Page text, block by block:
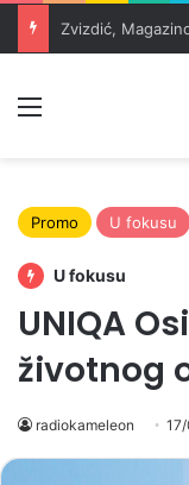
Promo U fokusu
U fokusu
UNIQA
životnog
radiokameleon